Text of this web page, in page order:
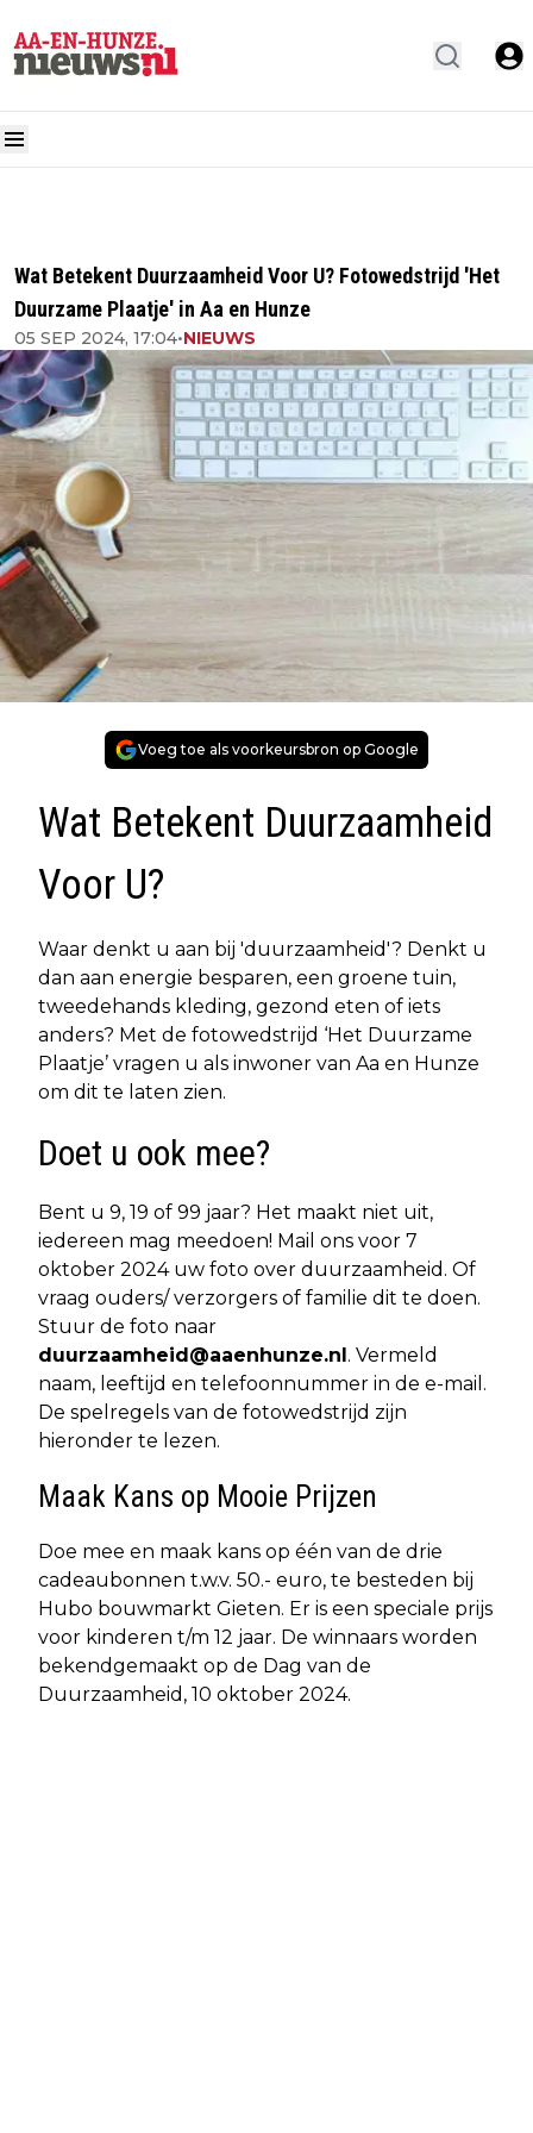
Wat Betekent Duurzaamheid Voor U? Fotowedstrijd 'Het
Duurzame Plaatje' in Aa en Hunze
05 SEP 2024, 17:04•NIEUWS
Voeg toe als voorkeursbron op Google
Wat Betekent Duurzaamheid
Voor U?
Waar denkt u aan bij 'duurzaamheid'? Denkt u
dan aan energie besparen, een groene tuin,
tweedehands kleding, gezond eten of iets
anders? Met de fotowedstrijd ‘Het Duurzame
Plaatje’ vragen u als inwoner van Aa en Hunze
om dit te laten zien.
Doet u ook mee?
Bent u 9, 19 of 99 jaar? Het maakt niet uit,
iedereen mag meedoen! Mail ons voor 7
oktober 2024 uw foto over duurzaamheid. Of
vraag ouders/ verzorgers of familie dit te doen.
Stuur de foto naar
duurzaamheid@aaenhunze.nl . Vermeld
naam, leeftijd en telefoonnummer in de e-mail.
De spelregels van de fotowedstrijd zijn
hieronder te lezen.
Maak Kans op Mooie Prijzen
Doe mee en maak kans op één van de drie
cadeaubonnen t.w.v. 50.- euro, te besteden bij
Hubo bouwmarkt Gieten. Er is een speciale prijs
voor kinderen t/m 12 jaar. De winnaars worden
bekendgemaakt op de Dag van de
Duurzaamheid, 10 oktober 2024.